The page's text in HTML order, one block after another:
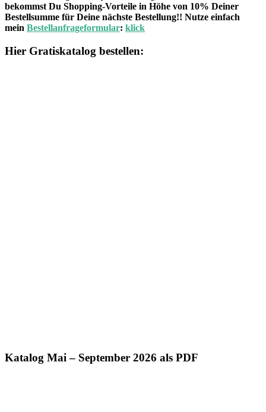
bekommst Du Shopping-Vorteile in Höhe von 10% Deiner
Bestellsumme für Deine nächste Bestellung!! Nutze einfach
mein Bestellanfrageformular: klick
Hier Gratiskatalog bestellen:
Katalog Mai – September 2026 als PDF